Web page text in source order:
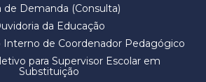
de Demanda (Consulta)
da Educação
Interno de Coordenador Pedagógico
para Supervisor Escolar em
Substituição